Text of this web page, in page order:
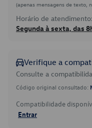
(apenas mensagens de texto,
Horário de atendimento:
Segunda à sexta, das
Verifique a
Consulte a
Código original consultado:
Compatibilidade
Entrar